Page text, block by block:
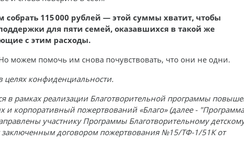
115 000 рублей — этой суммы хватит, чтобы
для пяти семей, оказавшихся в такой же
с этим расходы.
можем помочь им снова почувствовать, что они не одни.
конфиденциальности.
в рамках реализации Благотворительной программы
и корпоративный пожертвований «Благо» (далее -
участнику Программы Благотворительному
заключенным договором пожертвования №15/ТФ-1/51К от